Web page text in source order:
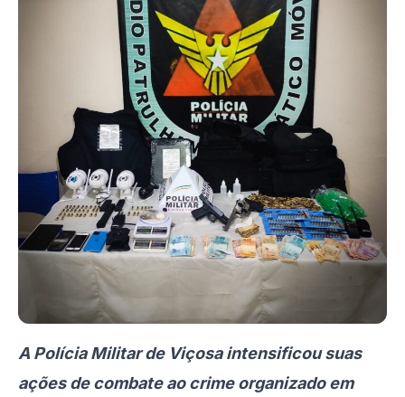
A Polícia Militar de Viçosa intensificou suas
ações de combate ao crime organizado em